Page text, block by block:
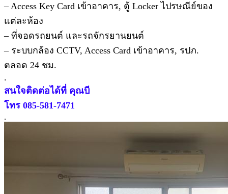
– Access Key Card เข้าอาคาร, ตู้ Locker ไปรษณีย์ของ
แต่ละห้อง
– ที่จอดรถยนต์ และรถจักรยานยนต์
– ระบบกล้อง CCTV, Access Card เข้าอาคาร, รปภ.
ตลอด 24 ชม.
.
สนใจติดต่อได้ที่ คุณบี
โทร 085-581-7471
.